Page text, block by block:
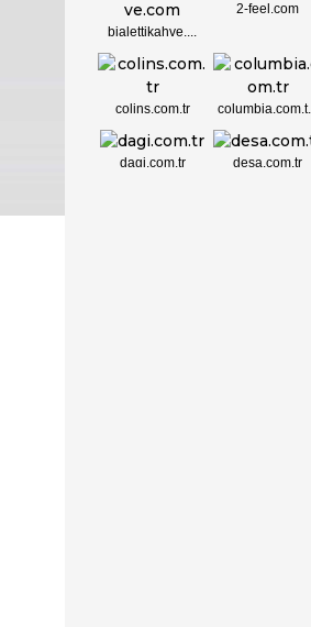
bialettikahve....
2-feel.com
colins.com.tr columbia.com.t...
dagi.com.tr
desa.com.tr